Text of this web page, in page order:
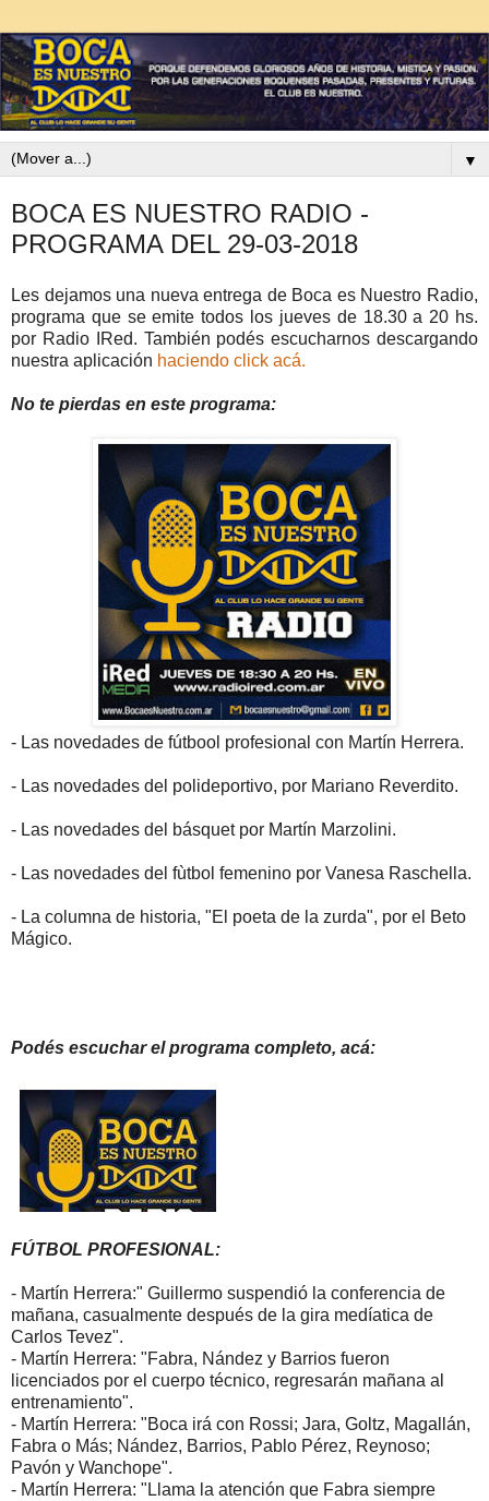
▼
BOCA ES NUESTRO RADIO -
PROGRAMA DEL 29-03-2018
Les dejamos una nueva entrega de Boca es Nuestro Radio,
programa que se emite todos los jueves de 18.30 a 20 hs.
por Radio IRed. También podés escucharnos descargando
nuestra aplicación haciendo click acá.
No te pierdas en este programa:
- Las novedades de fútbool profesional con Martín Herrera.
- Las novedades del polideportivo, por Mariano Reverdito.
- Las novedades del básquet por Martín Marzolini.
- Las novedades del fùtbol femenino por Vanesa Raschella.
- La columna de historia, "El poeta de la zurda", por el Beto
Mágico.
Podés escuchar el programa completo, acá:
FÚTBOL PROFESIONAL:
- Martín Herrera:" Guillermo suspendió la conferencia de
mañana, casualmente después de la gira medíatica de
Carlos Tevez".
- Martín Herrera: "Fabra, Nández y Barrios fueron
licenciados por el cuerpo técnico, regresarán mañana al
entrenamiento".
- Martín Herrera: "Boca irá con Rossi; Jara, Goltz, Magallán,
Fabra o Más; Nández, Barrios, Pablo Pérez, Reynoso;
Pavón y Wanchope".
- Martín Herrera: "Llama la atención que Fabra siempre